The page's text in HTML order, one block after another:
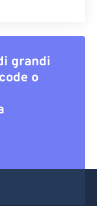
grandi
o